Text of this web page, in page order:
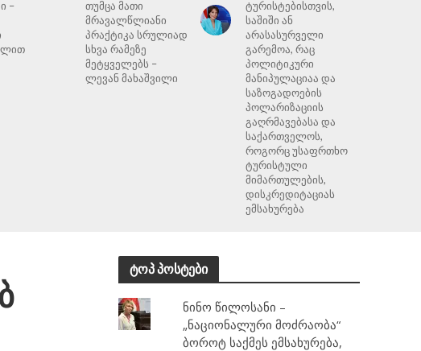
–
თუმცა მათი
მრავალწლიანი
პრაქტიკა სრულიად
სხვა რამეზე
მეტყველებს –
ლევან მახაშვილი
ტურისტებისთვის,
საშიში ან
არასასურველი
გარემოა, რაც
პოლიტიკური
მანიპულაციაა და
საზოგადოების
პოლარიზაციის
გაღრმავებასა და
საქართველოს,
როგორც უსაფრთხო
ტურისტული
მიმართულების,
დისკრედიტაციას
ემსახურება
ტოპ პოსტები
ნინო წილოსანი –
„ნაციონალური მოძრაობა“
ბოროტ საქმეს ემსახურება,